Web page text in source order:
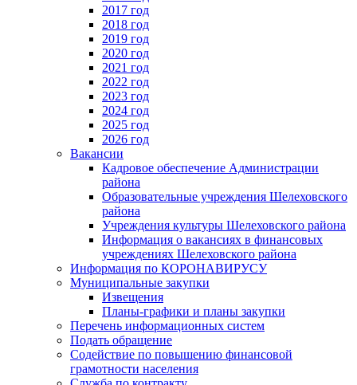
2017 год
2018 год
2019 год
2020 год
2021 год
2022 год
2023 год
2024 год
2025 год
2026 год
Вакансии
Кадровое обеспечение Администрации
района
Образовательные учреждения Шелеховского
района
Учреждения культуры Шелеховского района
Информация о вакансиях в финансовых
учреждениях Шелеховского района
Информация по КОРОНАВИРУСУ
Муниципальные закупки
Извещения
Планы-графики и планы закупки
Перечень информационных систем
Подать обращение
Содействие по повышению финансовой
грамотности населения